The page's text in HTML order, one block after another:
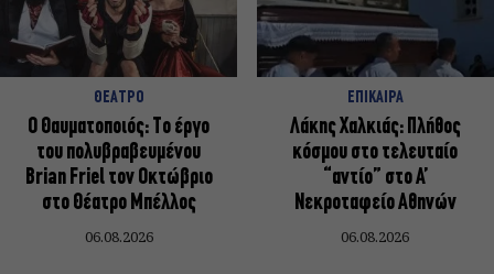
ΘΕΑΤΡΟ
Ο Θαυματοποιός: Το έργο
του πολυβραβευμένου
Brian Friel τον Οκτώβριο
στο Θέατρο Μπέλλος
06.08.2026
ΕΠΙΚΑΙΡΑ
Λάκης Χαλκιάς: Πλήθος
κόσμου στο τελευταίο
“αντίο” στο Α’
Νεκροταφείο Αθηνών
06.08.2026